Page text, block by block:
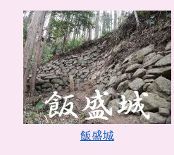
飯盛城